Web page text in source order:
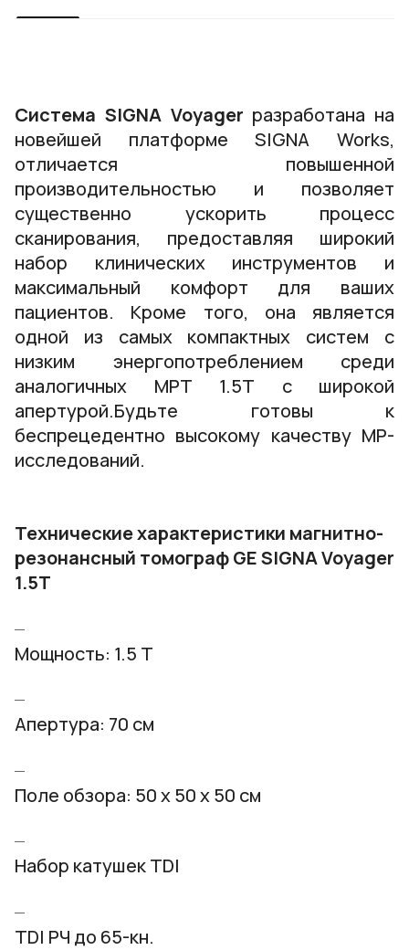
Система SIGNA Voyager разработана на
новейшей платформе SIGNA Works,
отличается повышенной
производительностью и позволяет
существенно ускорить процесс
сканирования, предоставляя широкий
набор клинических инструментов и
максимальный комфорт для ваших
пациентов. Кроме того, она является
одной из самых компактных систем с
низким энергопотреблением среди
аналогичных МРТ 1.5Т с широкой
апертурой.Будьте готовы к
беспрецедентно высокому качеству МР-
исследований.
Технические характеристики магнитно-
резонансный томограф GE SIGNA Voyager
1.5T
Мощность: 1.5 Т
Апертура: 70 см
Поле обзора: 50 х 50 х 50 см
Набор катушек TDI
TDI РЧ до 65-кн.